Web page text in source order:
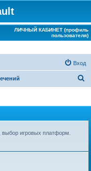
ЛИЧНЫЙ КАБИНЕТ (профиль
пользователя)
Вход
игровых платформ.